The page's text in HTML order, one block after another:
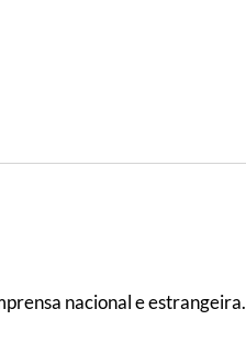
nacional e estrangeira.